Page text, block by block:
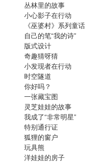
丛林里的
小心影子
《巫婆村
自己的笔“
版式设计
奇趣猜呀
小发现者在
时空隧
你好吗
一张藏宝
灵芝娃娃
我成了“非
特别通行
狐狸的
玩具熊
洋娃娃的